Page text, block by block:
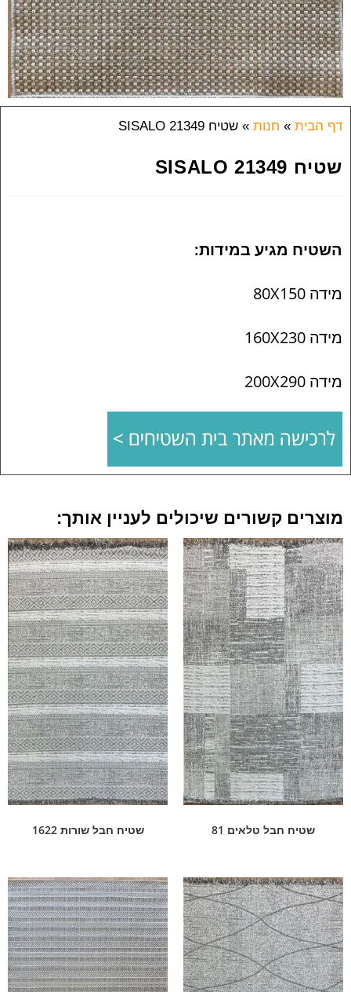
דף הבית » חנות » שטיח SISALO 21349
שטיח SISALO 21349
השטיח מגיע במידות:
מידה 80X150
מידה 160X230
מידה 200X290
מוצרים קשורים שיכולים לעניין אותך:
שטיח חבל טלאים 81 שטיח חבל שורות 1622